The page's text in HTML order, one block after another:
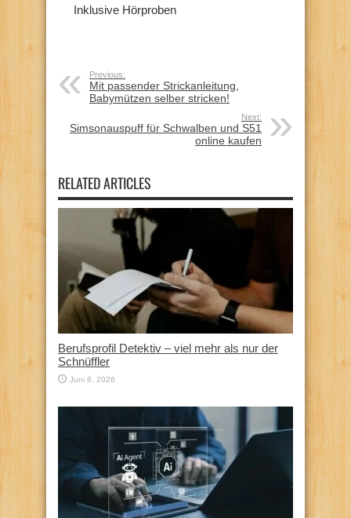
Inklusive Hörproben
Previous:
Mit passender Strickanleitung,
Babymützen selber stricken!
Next:
Simsonauspuff für Schwalben und S51
online kaufen
RELATED ARTICLES
Berufsprofil Detektiv – viel mehr als nur der
Schnüffler
Juni 8, 2026